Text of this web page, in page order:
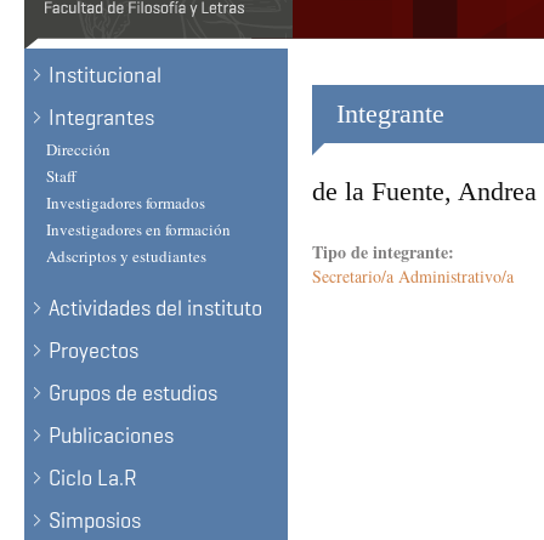
Institucional
Integrantes
Dirección
Staff
Investigadores formados
Investigadores en formación
Adscriptos y estudiantes
Actividades del instituto
Proyectos
Grupos de estudios
Publicaciones
Ciclo La.R
Simposios
Integrante
de la Fuente, Andrea
Tipo de integrante:
Secretario/a Administrativo/a